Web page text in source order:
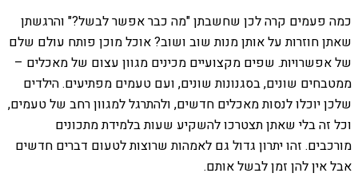
כמה פעמים קרה לכן שחשבתן "מה כבר אפשר לבשל?" והרגשתן
שאתן חוזרות על אותן מנות שוב ושוב? אוכל מוכן פותח עולם שלם
של אפשרויות. שפים מקצועיים מכינים מגוון עצום של מאכלים –
ממטבחים שונים, בסגנונות שונים, ועם טעמים מפתיעים. הילדים
שלכן יוכלו לנסות מאכלים חדשים, ולהתרגל למגוון רחב של טעמים,
וכל זה בלי שאתן תצטרכו להשקיע שעות בלמידת מתכונים
מורכבים. זהו יתרון גדול גם לאמהות שרוצות לטעום דברים חדשים
אבל אין להן זמן לבשל אותם.